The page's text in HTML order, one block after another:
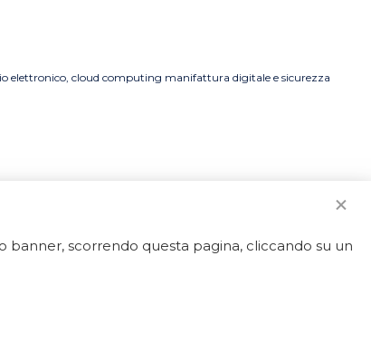
elettronico, cloud computing manifattura digitale e sicurezza
banner, scorrendo questa pagina, cliccando su un